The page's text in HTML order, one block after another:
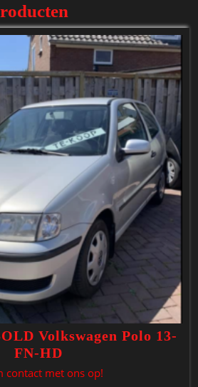
Volkswagen Polo 13-
FN-HD
contact met ons op!